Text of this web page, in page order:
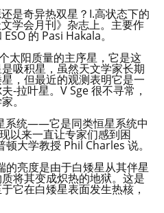
是奇异热双星？I.高状态下的
学会月刊》杂志上。主要作
的 Pasi Hakala。
太阳质量的主序星，它是这
吸积星，虽然天文学家长期
，但最近的观测表明它是一
-拉叶星。V Sge 很不寻常，
。
系统——它是同类恒星系统中
以来一直让专家们感到困
大学教授 Phil Charles 说。
的亮度是由于白矮星从其伴星
将其变成炽热的地狱。这是
它在白矮星表面发生热核，